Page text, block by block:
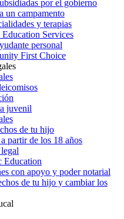
por el gobierno
un campamento
y terapias
Services
personal
First Choice
juvenil
de tu hijo
partir de los 18 años
Education
con apoyo y poder notarial
de tu hijo y cambiar los